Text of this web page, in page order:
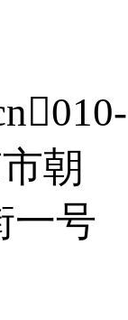
010-
朝
一号